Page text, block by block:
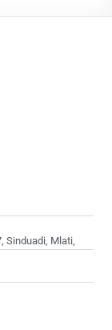
Sinduadi, Mlati,